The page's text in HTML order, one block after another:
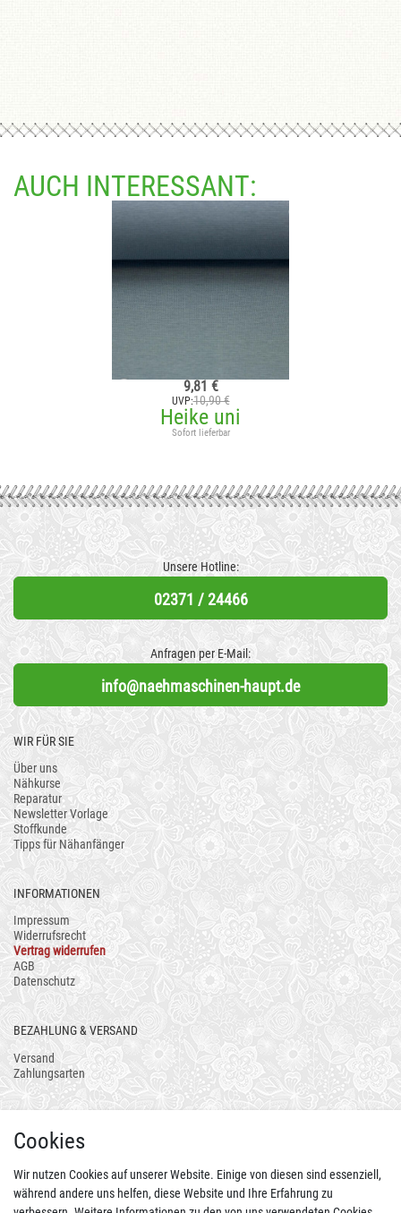
AUCH INTERESSANT:
9,81 €
UVP:10,90 €
Heike uni
Sofort lieferbar
Unsere Hotline:
02371 / 24466
Anfragen per E-Mail:
info@naehmaschinen-haupt.de
WIR FÜR SIE
Über uns
Nähkurse
Reparatur
Newsletter Vorlage
Stoffkunde
Tipps für Nähanfänger
INFORMATIONEN
Impressum
Widerrufsrecht
Vertrag widerrufen
AGB
Datenschutz
BEZAHLUNG & VERSAND
Versand
Zahlungsarten
Cookies
Wir nutzen Cookies auf unserer Website. Einige von diesen sind essenziell,
während andere uns helfen, diese Website und Ihre Erfahrung zu